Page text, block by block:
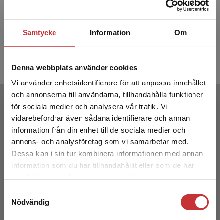
Samtycke Information Om
Denna webbplats använder cookies
Vi använder enhetsidentifierare för att anpassa innehållet
och annonserna till användarna, tillhandahålla funktioner
för sociala medier och analysera vår trafik. Vi
vidarebefordrar även sådana identifierare och annan
information från din enhet till de sociala medier och
annons- och analysföretag som vi samarbetar med.
Dessa kan i sin tur kombinera informationen med annan
information som du har tillhandahållit eller som de har
Nödvändig
Begränsad fraktregion
Det verkar som att du besöker
studentlitteratur.se via en enhet utanför Sverige.
Vi erbjuder inte leveranser utanför Sverige. För
att kunna slutföra ett köp måste
154 krinkl. moms
bok +
217 kr
Författare
Horst Sturmhoefel är lärare i tyska och välkänd